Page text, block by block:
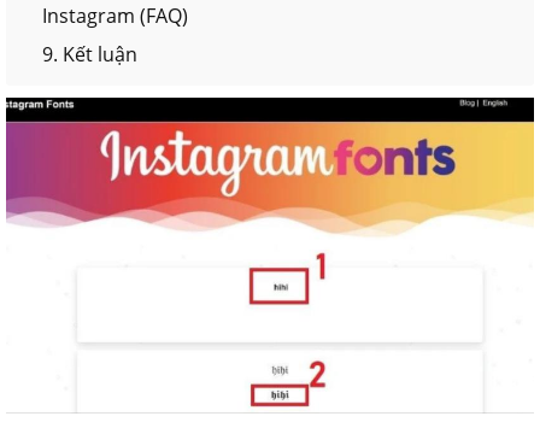
Instagram (FAQ)
9. Kết luận